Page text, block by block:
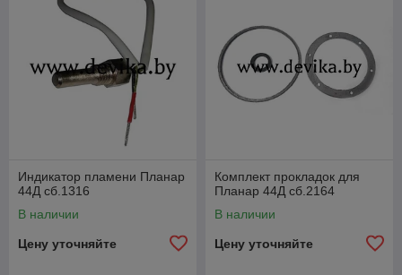
Индикатор пламени Планар
44Д сб.1316
В наличии
Цену уточняйте
Комплект прокладок для
Планар 44Д сб.2164
В наличии
Цену уточняйте